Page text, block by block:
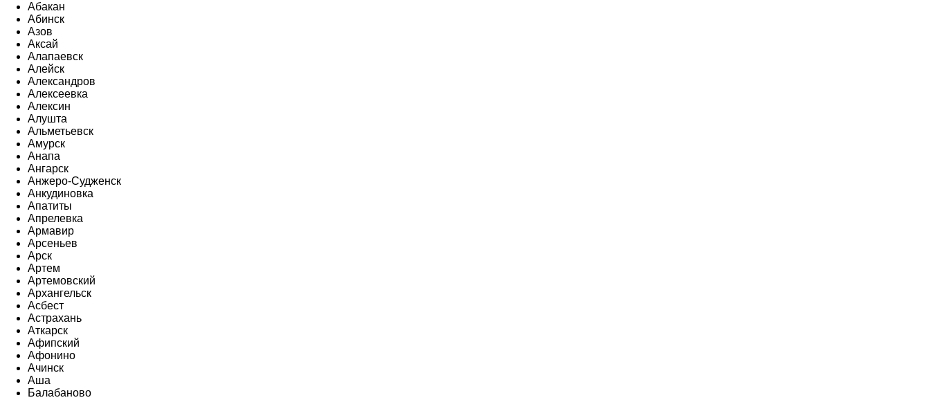
Абакан
Абинск
Азов
Аксай
Алапаевск
Алейск
Александров
Алексеевка
Алексин
Алушта
Альметьевск
Амурск
Анапа
Ангарск
Анжеро-Судженск
Анкудиновка
Апатиты
Апрелевка
Армавир
Арсеньев
Арск
Артем
Артемовский
Архангельск
Асбест
Астрахань
Аткарск
Афипский
Афонино
Ачинск
Аша
Балабаново